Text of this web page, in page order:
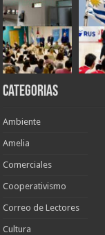
Categorias
Ambiente
Amelia
Comerciales
Cooperativismo
Correo de Lectores
Cultura